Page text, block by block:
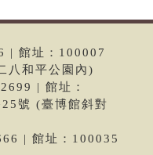
| 館址：100007
八和平公園內)
| 館址：
號 (臺博館斜對
| 館址：100035